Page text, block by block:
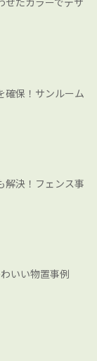
せたカラーでデザ
確保！サンルーム
解決！フェンス事
わいい物置事例